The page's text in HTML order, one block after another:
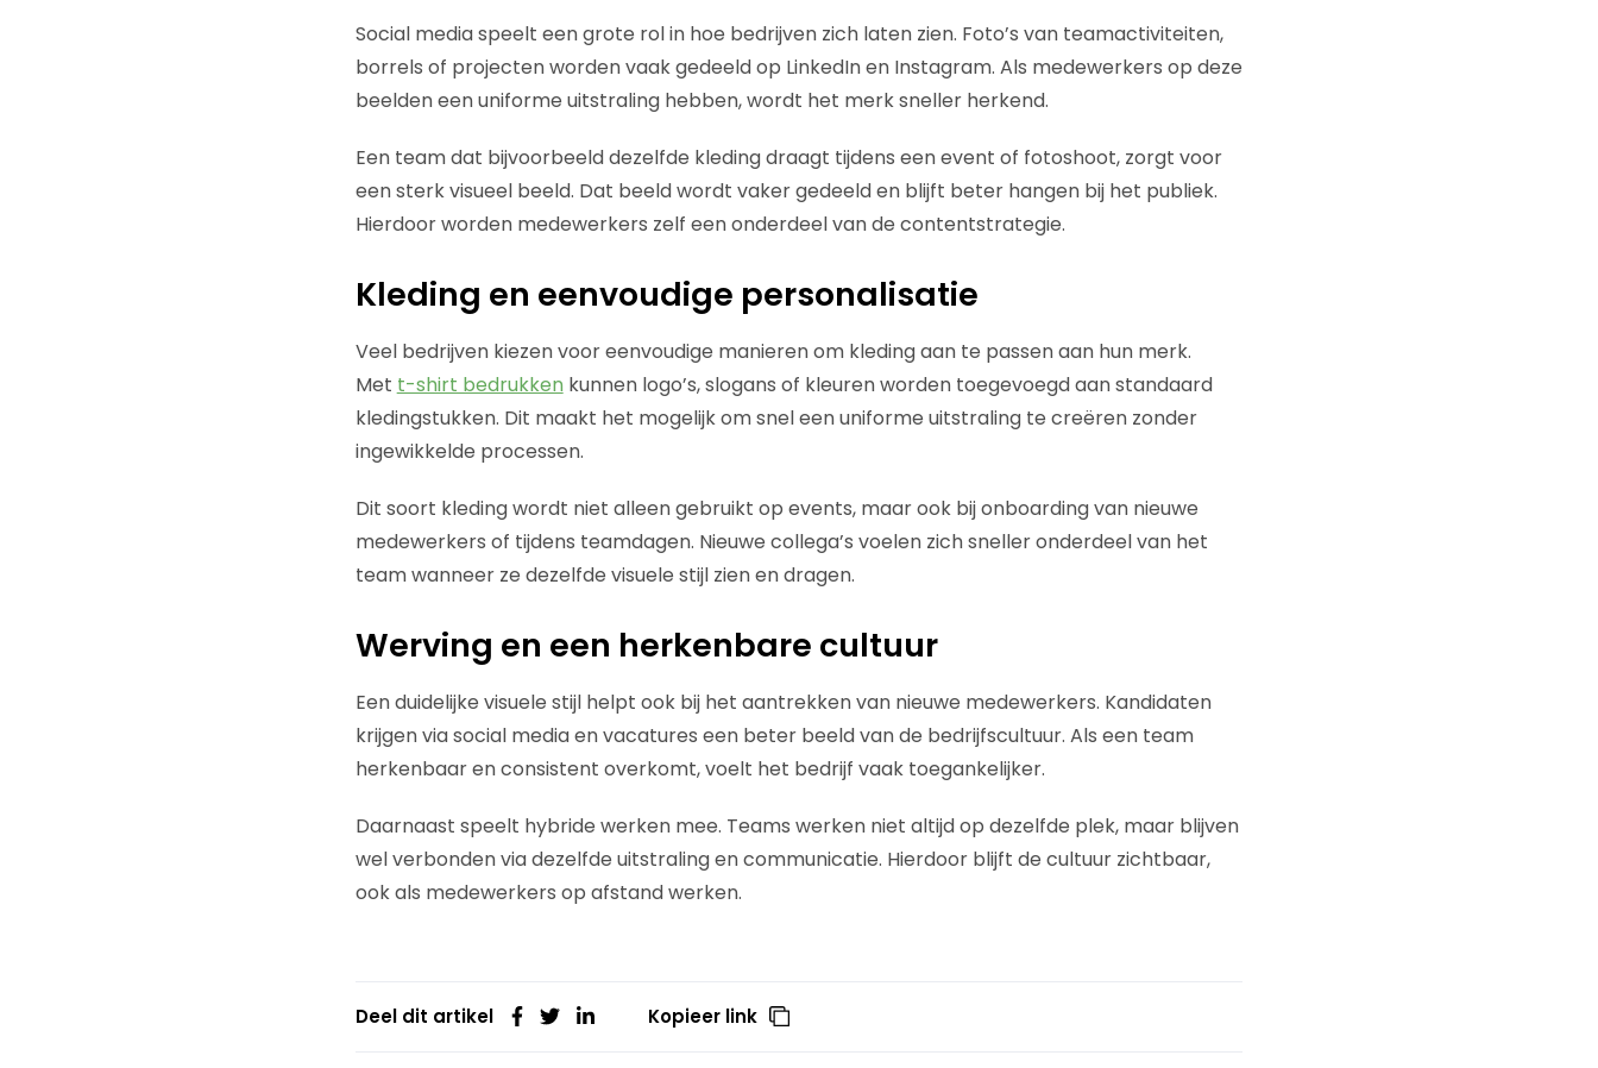
Social media speelt een grote rol in hoe bedrijven zich laten zien. Foto’s van teamactiviteiten,
borrels of projecten worden vaak gedeeld op LinkedIn en Instagram. Als medewerkers op deze
beelden een uniforme uitstraling hebben, wordt het merk sneller herkend.
Een team dat bijvoorbeeld dezelfde kleding draagt tijdens een event of fotoshoot, zorgt voor
een sterk visueel beeld. Dat beeld wordt vaker gedeeld en blijft beter hangen bij het publiek.
Hierdoor worden medewerkers zelf een onderdeel van de contentstrategie.
Kleding en eenvoudige personalisatie
Veel bedrijven kiezen voor eenvoudige manieren om kleding aan te passen aan hun merk.
Met t-shirt bedrukken kunnen logo’s, slogans of kleuren worden toegevoegd aan standaard
kledingstukken. Dit maakt het mogelijk om snel een uniforme uitstraling te creëren zonder
ingewikkelde processen.
Dit soort kleding wordt niet alleen gebruikt op events, maar ook bij onboarding van nieuwe
medewerkers of tijdens teamdagen. Nieuwe collega’s voelen zich sneller onderdeel van het
team wanneer ze dezelfde visuele stijl zien en dragen.
Werving en een herkenbare cultuur
Een duidelijke visuele stijl helpt ook bij het aantrekken van nieuwe medewerkers. Kandidaten
krijgen via social media en vacatures een beter beeld van de bedrijfscultuur. Als een team
herkenbaar en consistent overkomt, voelt het bedrijf vaak toegankelijker.
Daarnaast speelt hybride werken mee. Teams werken niet altijd op dezelfde plek, maar blijven
wel verbonden via dezelfde uitstraling en communicatie. Hierdoor blijft de cultuur zichtbaar,
ook als medewerkers op afstand werken.
Deel dit artikel Kopieer link